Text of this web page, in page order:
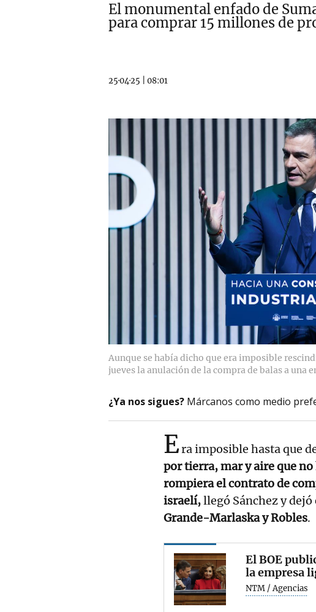
El monumental enfado de
para comprar 15 millones de
25·04·25 08:01
Aunque se había dicho que era imposible
jueves la anulación de la compra de balas a una
¿Ya nos sigues? Márcanos como medio
Era imposible hasta que
por tierra, mar y aire que
rompiera el contrato de
israelí,llegó Sánchez y
Grande-Marlaska y Robles.
El BOE
la empresa
NTM / Agencias